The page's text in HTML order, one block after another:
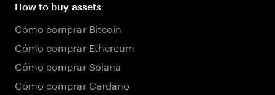
How to buy assets
Cómo comprar Bitcoin
Cómo comprar Ethereum
Cómo comprar Solana
Cómo comprar Cardano